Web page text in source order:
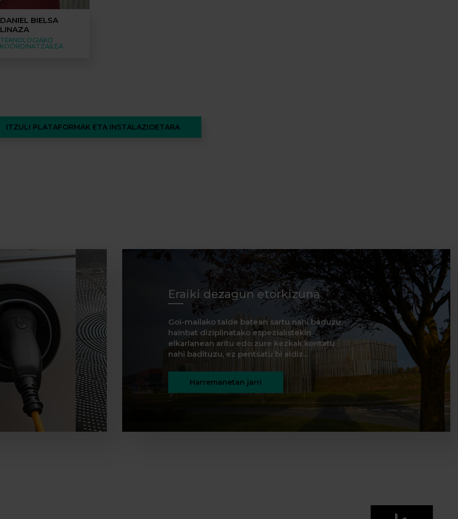
DANIEL BIELSA
LINAZA
TEKNOLOGIAKO
KOORDINATZAILEA
ITZULI PLATAFORMAK ETA INSTALAZIOETARA
Eraiki dezagun etorkizuna
Goi-mailako talde batean sartu nahi baduzu,
hainbat diziplinatako espezialistekin
elkarlanean aritu edo zure kezkak kontatu
nahi badituzu, ez pentsatu bi aldiz...
Harremanetan jarri